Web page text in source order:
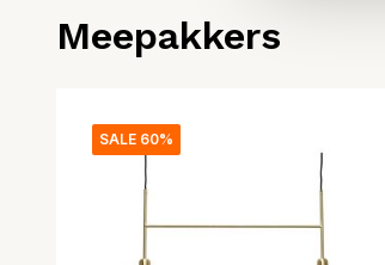
Meepakkers
SALE 60%